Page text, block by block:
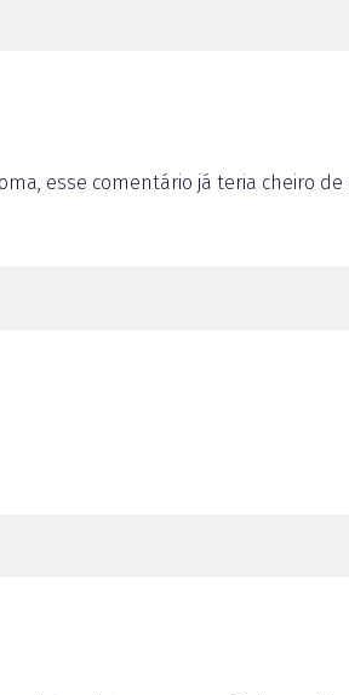
esse comentário já teria cheiro